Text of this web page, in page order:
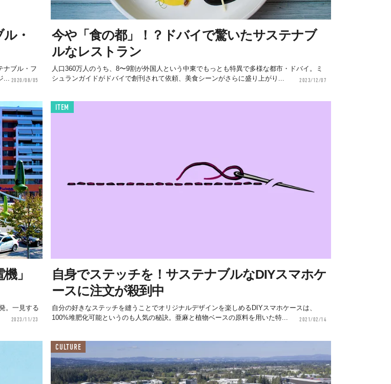
・
ナブル・フ
2020/08/05
今や「食の都」！？ドバイで驚いたサステナブ
ルなレストラン
人口360万人のうち、8〜9割が外国人という中東でもっとも特異で多様な都市・ドバイ。ミ
シュランガイドがドバイで創刊されて依頼、美食シーンがさらに盛り上がり...
2023/12/07
」
。一見する
2023/11/23
ITEM
自身でステッチを！サステナブルなDIYスマホケ
ースに注文が殺到中
自分の好きなステッチを縫うことでオリジナルデザインを楽しめるDIYスマホケースは、
100%堆肥化可能というのも人気の秘訣。亜麻と植物ベースの原料を用いた特...
2021/02/14
CULTURE